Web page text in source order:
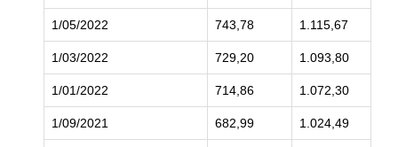
1/05/2022 743,78 1.115,67
1/03/2022 729,20 1.093,80
1/01/2022 714,86 1.072,30
1/09/2021 682,99 1.024,49